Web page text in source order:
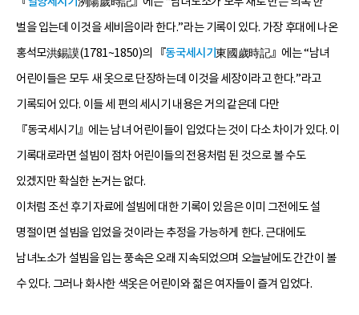
벌을 입는데 이것을 세비음이라 한다.”라는 기록이 있다. 가장 후대에 나온
홍석모洪錫謨(1781~1850)의 『동국세시기東國歲時記』에는 “남녀
어린이들은 모두 새 옷으로 단장하는데 이것을 세장이라고 한다.”라고
기록되어 있다. 이들 세 편의 세시기 내용은 거의 같은데 다만
『동국세시기』에는 남녀 어린이들이 입었다는 것이 다소 차이가 있다. 이
기록대로라면 설빔이 점차 어린이들의 전용처럼 된 것으로 볼 수도
있겠지만 확실한 논거는 없다.
이처럼 조선 후기 자료에 설빔에 대한 기록이 있음은 이미 그전에도 설
명절이면 설빔을 입었을 것이라는 추정을 가능하게 한다. 근대에도
남녀노소가 설빔을 입는 풍속은 오래 지속되었으며 오늘날에도 간간이 볼
수 있다. 그러나 화사한 색옷은 어린이와 젊은 여자들이 즐겨 입었다.